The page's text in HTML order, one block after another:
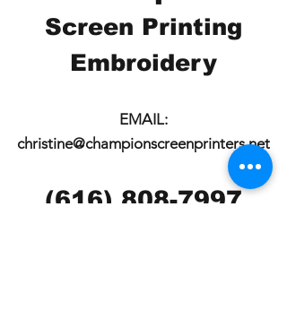
Screen Printing
Embroidery
EMAIL:
christine@championscreenprinters.net
(616) 808-7997